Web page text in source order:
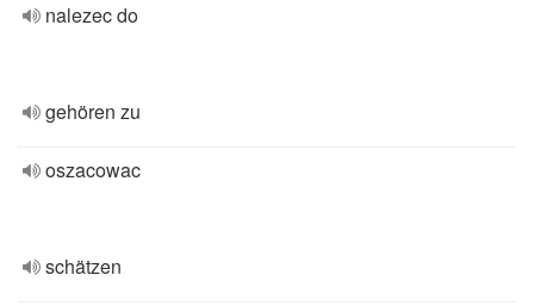
nalezec do
gehören zu
oszacowac
schätzen